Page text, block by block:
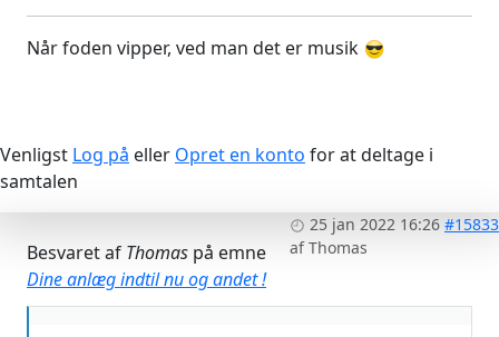
Når foden vipper, ved man det er musik
Venligst Log på eller Opret en konto for at deltage i
samtalen
25 jan 2022 16:26 #15833
afThomas
Besvaret af Thomas på emne
Dine anlæg indtil nu og andet !